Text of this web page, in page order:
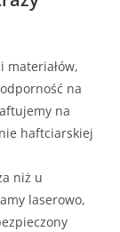
materiałów,
na
na
haftciarskiej
niż u
laserowo,